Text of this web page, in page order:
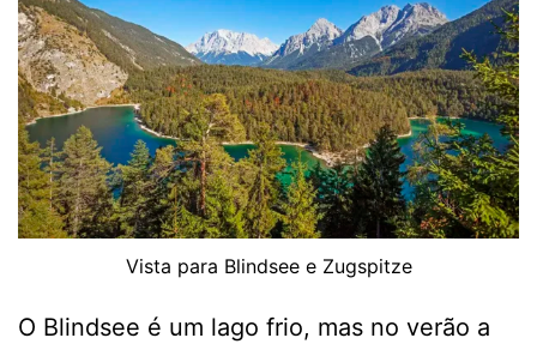
Vista para Blindsee e Zugspitze
O Blindsee é um lago frio, mas no verão a